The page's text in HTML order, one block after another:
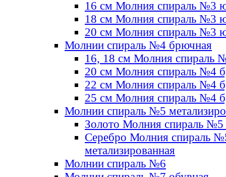
16 см Молния спираль №3
18 см Молния спираль №3
20 см Молния спираль №3
Молнии спираль №4 брючная
16, 18 см Молния спираль
20 см Молния спираль №4
22 см Молния спираль №4
25 см Молния спираль №4
Молнии спираль №5
Золото Молния спираль №5
Серебро Молния спираль
метализированная
Молнии спираль №6